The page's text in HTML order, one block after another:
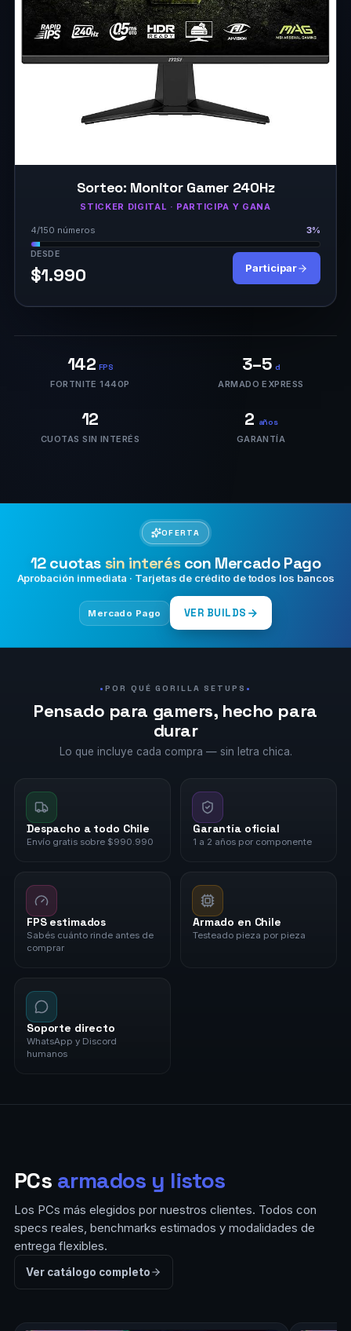
Sorteo: Monitor Gamer 240Hz
STICKER DIGITAL · PARTICIPA Y GANA
4/150 números 3%
DESDE
$1.990 Participar
142 FPS
FORTNITE 1440P
3–5 d
ARMADO EXPRESS
12
CUOTAS SIN INTERÉS
2 años
GARANTÍA
OFERTA
12 cuotas sin interés con Mercado Pago
Aprobación inmediata · Tarjetas de crédito de todos los bancos
Mercado Pago VER BUILDS
POR QUÉ GORILLA SETUPS
Pensado para gamers, hecho para
durar
Lo que incluye cada compra — sin letra chica.
Despacho a todo Chile
Envío gratis sobre $990.990
Garantía oficial
1 a 2 años por componente
FPS estimados
Sabés cuánto rinde antes de
comprar
Armado en Chile
Testeado pieza por pieza
Soporte directo
WhatsApp y Discord
humanos
PCs armados y listos
Los PCs más elegidos por nuestros clientes. Todos con
specs reales, benchmarks estimados y modalidades de
entrega flexibles.
Ver catálogo completo